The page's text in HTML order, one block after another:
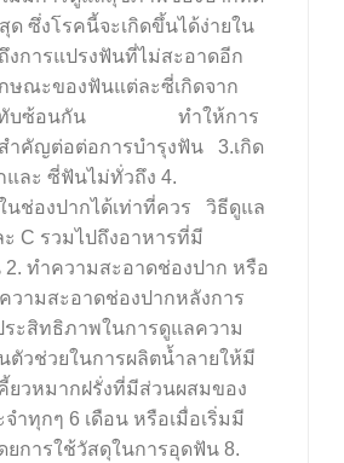
ซึ่งโรคนี้จะเกิดขึ้นได้ง่ายใน
การแปรงฟันที่ไม่สะอาดอีก
ษณะของฟันแต่ละซี่เกิดจาก
ารเกทับซ้อนกัน ทำให้การ
ำคัญต่อต่อการบำรุงฟัน 3.เกิด
และ ซี่ฟันไม่ทั่วถึง 4.
นช่องปากได้เท่าที่ควร วิธีดูแล
C รวมไปถึงอาหารที่มี
ทำความสะอาดช่องปาก หรือ
วามสะอาดช่องปากหลังการ
สิทธิภาพในการดูแลความ
ตัวช่วยในการผลิตน้ำลายให้มี
วหมากฝรั่งที่มีส่วนผสมของ
ทุกๆ 6 เดือน หรือเมื่อเริ่มมี
ยการใช้วัสดุในการอุดฟัน 8.